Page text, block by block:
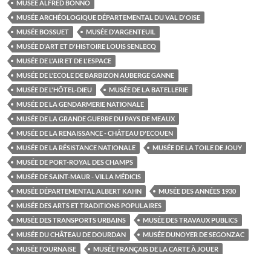
MUSÉE ALFRED BONNO
MUSÉE ARCHÉOLOGIQUE DÉPARTEMENTAL DU VAL D'OISE
MUSÉE BOSSUET
MUSÉE D'ARGENTEUIL
MUSÉE D'ART ET D'HISTOIRE LOUIS SENLECQ
MUSÉE DE L'AIR ET DE L'ESPACE
MUSÉE DE L'ECOLE DE BARBIZON AUBERGE GANNE
MUSÉE DE L'HÔTEL-DIEU
MUSÉE DE LA BATELLERIE
MUSÉE DE LA GENDARMERIE NATIONALE
MUSÉE DE LA GRANDE GUERRE DU PAYS DE MEAUX
MUSÉE DE LA RENAISSANCE - CHÂTEAU D'ECOUEN
MUSÉE DE LA RÉSISTANCE NATIONALE
MUSÉE DE LA TOILE DE JOUY
MUSÉE DE PORT-ROYAL DES CHAMPS
MUSÉE DE SAINT-MAUR - VILLA MÉDICIS
MUSÉE DÉPARTEMENTAL ALBERT KAHN
MUSÉE DES ANNÉES 1930
MUSÉE DES ARTS ET TRADITIONS POPULAIRES
MUSÉE DES TRANSPORTS URBAINS
MUSÉE DES TRAVAUX PUBLICS
MUSÉE DU CHÂTEAU DE DOURDAN
MUSÉE DUNOYER DE SEGONZAC
MUSÉE FOURNAISE
MUSÉE FRANÇAIS DE LA CARTE À JOUER